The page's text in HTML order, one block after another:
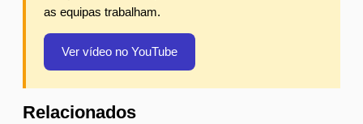
as equipas trabalham.
Ver vídeo no YouTube
Relacionados